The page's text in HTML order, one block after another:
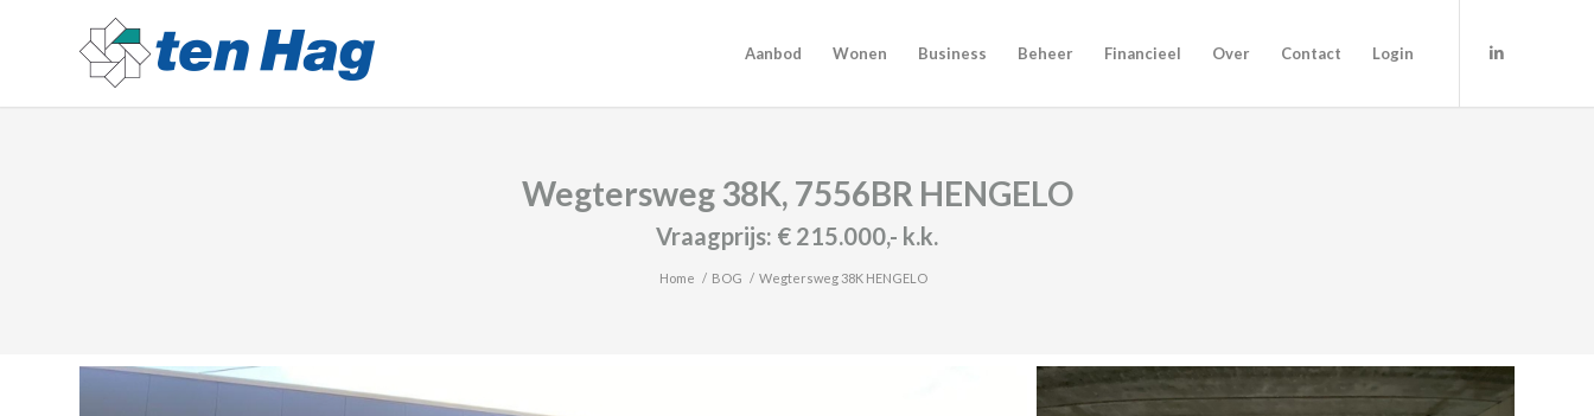
Aanbod Wonen Business Beheer Financieel Over Contact Login
Wegtersweg 38K, 7556BR HENGELO
Vraagprijs: € 215.000,- k.k.
Home / BOG / Wegtersweg 38K HENGELO